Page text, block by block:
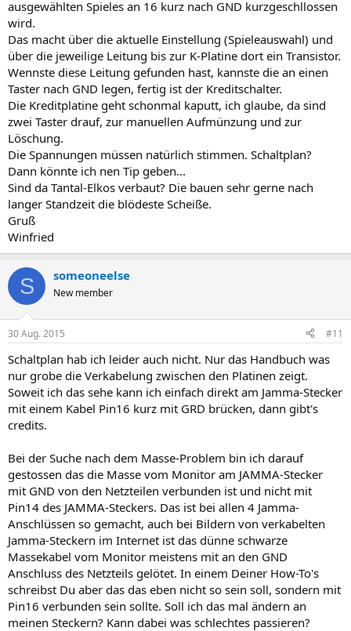
ausgewählten Spieles an 16 kurz nach GND kurzgeschllossen
wird.
Das macht über die aktuelle Einstellung (Spieleauswahl) und
über die jeweilige Leitung bis zur K-Platine dort ein Transistor.
Wennste diese Leitung gefunden hast, kannste die an einen
Taster nach GND legen, fertig ist der Kreditschalter.
Die Kreditplatine geht schonmal kaputt, ich glaube, da sind
zwei Taster drauf, zur manuellen Aufmünzung und zur
Löschung.
Die Spannungen müssen natürlich stimmen. Schaltplan?
Dann könnte ich nen Tip geben...
Sind da Tantal-Elkos verbaut? Die bauen sehr gerne nach
langer Standzeit die blödeste Scheiße.
Gruß
Winfried
S someoneelse
New member
30 Aug. 2015 #11
Schaltplan hab ich leider auch nicht. Nur das Handbuch was
nur grobe die Verkabelung zwischen den Platinen zeigt.
Soweit ich das sehe kann ich einfach direkt am Jamma-Stecker
mit einem Kabel Pin16 kurz mit GRD brücken, dann gibt's
credits.
Bei der Suche nach dem Masse-Problem bin ich darauf
gestossen das die Masse vom Monitor am JAMMA-Stecker
mit GND von den Netzteilen verbunden ist und nicht mit
Pin14 des JAMMA-Steckers. Das ist bei allen 4 Jamma-
Anschlüssen so gemacht, auch bei Bildern von verkabelten
Jamma-Steckern im Internet ist das dünne schwarze
Massekabel vom Monitor meistens mit an den GND
Anschluss des Netzteils gelötet. In einem Deiner How-To's
schreibst Du aber das das eben nicht so sein soll, sondern mit
Pin16 verbunden sein sollte. Soll ich das mal ändern an
meinen Steckern? Kann dabei was schlechtes passieren?